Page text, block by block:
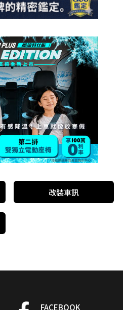
改裝車訊
FACEBOOK